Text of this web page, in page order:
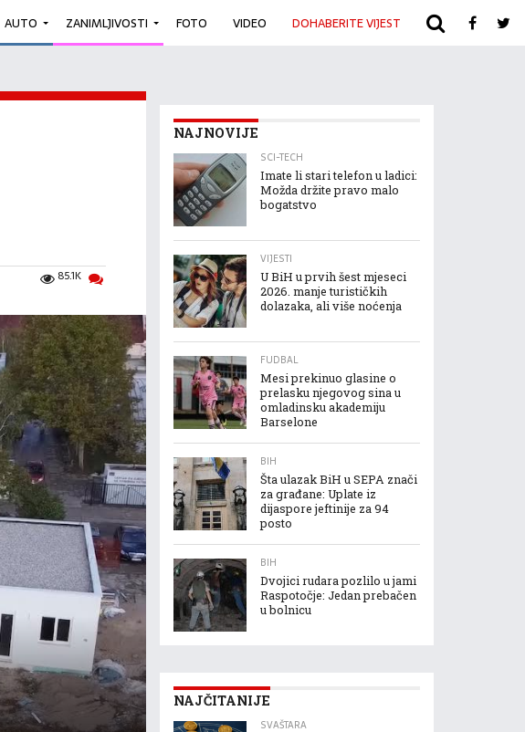
AUTO ZANIMLJIVOSTI FOTO VIDEO DOHABERITE VIJEST ARHIVA
85.1K
NAJNOVIJE
SCI-TECH
Imate li stari telefon u ladici:
Možda držite pravo malo
bogatstvo
VIJESTI
U BiH u prvih šest mjeseci
2026. manje turističkih
dolazaka, ali više noćenja
FUDBAL
Mesi prekinuo glasine o
prelasku njegovog sina u
omladinsku akademiju
Barselone
BIH
Šta ulazak BiH u SEPA znači
za građane: Uplate iz
dijaspore jeftinije za 94
posto
BIH
Dvojici rudara pozlilo u jami
Raspotočje: Jedan prebačen
u bolnicu
NAJČITANIJE
SVAŠTARA